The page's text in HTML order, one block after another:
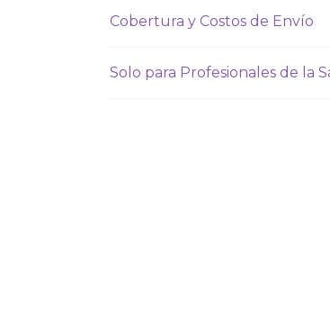
Cobertura y Costos de Envío
Solo para Profesionales de la